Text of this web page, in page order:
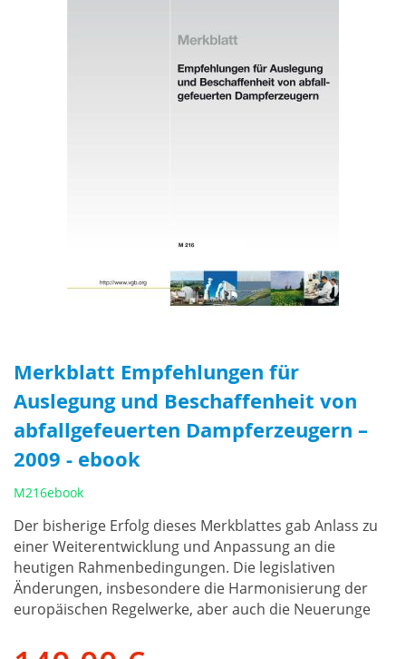
Merkblatt Empfehlungen für
Auslegung und Beschaffenheit von
abfallgefeuerten Dampferzeugern –
2009 - ebook
M216ebook
Der bisherige Erfolg dieses Merkblattes gab Anlass zu
einer Weiterentwicklung und Anpassung an die
heutigen Rahmenbedingungen. Die legislativen
Änderungen, insbesondere die Harmonisierung der
europäischen Regelwerke, aber auch die Neuerunge